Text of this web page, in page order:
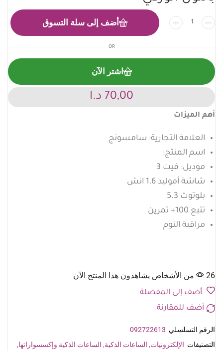
أضف إلى سلة التسوق
OR
اشتر الآن
70,00 د.ا
أهم الميزات
العلامة التجارية: سامسونج
اسم المنتج:
موديل: فيت 3
شاشة أموليد 1.6 انش
بلوتوث 5.3
تتبع 100+ تمرين
مراقبة النوم
26 من الأشخاص يشاهدون هذا المنتج الآن
أضف إلى المفضلة
أضف للمقارنة
الرقم التسلسلي 092722613
التصنيفات الإلكترونيات, الساعات الذكية, الساعات الذكية وإكسسواراتها,